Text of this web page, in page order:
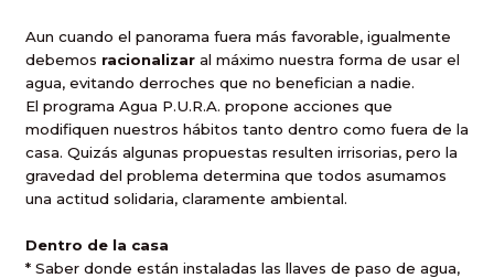
Aun cuando el panorama fuera más favorable, igualmente
debemos racionalizar al máximo nuestra forma de usar el
agua, evitando derroches que no benefician a nadie.
El programa Agua P.U.R.A. propone acciones que
modifiquen nuestros hábitos tanto dentro como fuera de la
casa. Quizás algunas propuestas resulten irrisorias, pero la
gravedad del problema determina que todos asumamos
una actitud solidaria, claramente ambiental.
Dentro de la casa
* Saber donde están instaladas las llaves de paso de agua,